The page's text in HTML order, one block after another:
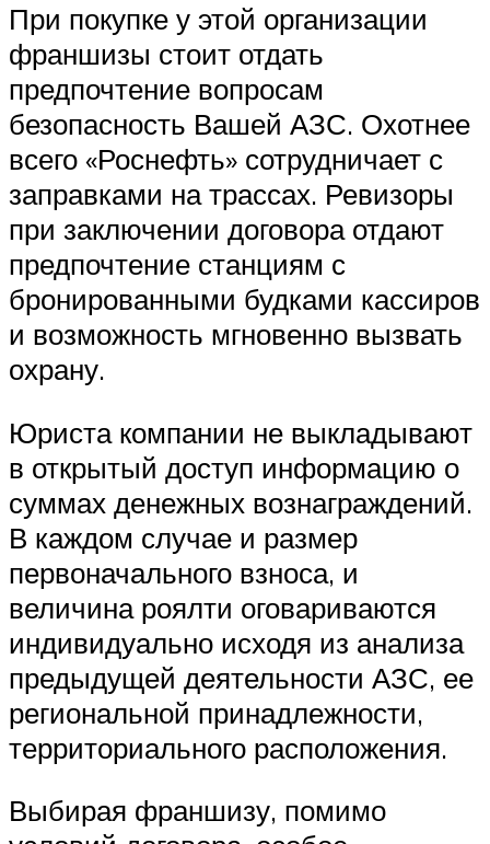
При покупке у этой организации
франшизы стоит отдать
предпочтение вопросам
безопасность Вашей АЗС. Охотнее
всего «Роснефть» сотрудничает с
заправками на трассах. Ревизоры
при заключении договора отдают
предпочтение станциям с
бронированными будками кассиров
и возможность мгновенно вызвать
охрану.
Юриста компании не выкладывают
в открытый доступ информацию о
суммах денежных вознаграждений.
В каждом случае и размер
первоначального взноса, и
величина роялти оговариваются
индивидуально исходя из анализа
предыдущей деятельности АЗС, ее
региональной принадлежности,
территориального расположения.
Выбирая франшизу, помимо